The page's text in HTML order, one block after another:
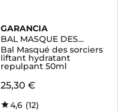
GARANCIA
BAL MASQUE DES
SORCIERS
Bal Masqué des sorciers
liftant hydratant
repulpant 50ml
25,30 €
4,6 (12)